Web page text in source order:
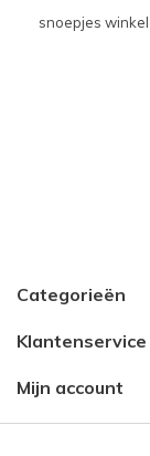
snoepjes
Categorieën
Klantenservice
Mijn account